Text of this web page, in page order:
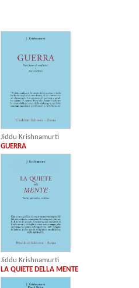
Jiddu Krishnamurti
GUERRA
Jiddu Krishnamurti
LA QUIETE DELLA MENTE